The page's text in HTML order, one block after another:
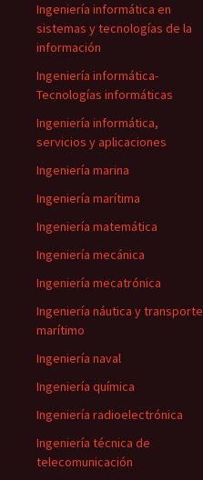
Ingeniería informática en
sistemas y tecnologías de la
información
Ingeniería informática-
Tecnologías informáticas
Ingeniería informática,
servicios y aplicaciones
Ingeniería marina
Ingeniería marítima
Ingeniería matemática
Ingeniería mecánica
Ingeniería mecatrónica
Ingeniería náutica y transporte
marítimo
Ingeniería naval
Ingeniería química
Ingeniería radioelectrónica
Ingeniería técnica de
telecomunicación